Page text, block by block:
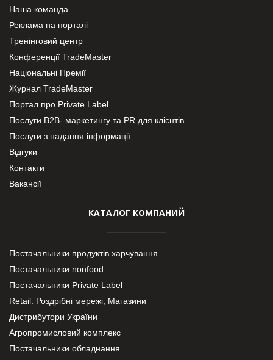
Наша команда
Реклама на порталі
Тренінговий центр
Конференції TradeMaster
Національні Премії
Журнал TradeMaster
Портал про Private Label
Послуги В2В- маркетингу та PR для клієнтів
Послуги з надання інформації
Відгуки
Контакти
Вакансії
КАТАЛОГ КОМПАНИЙ
Постачальники продуктів харчування
Постачальники nonfood
Постачальники Private Label
Retail. Роздрібні мережі, Магазини
Дистрибутори України
Агропромисловий комплекс
Постачальники обладнання